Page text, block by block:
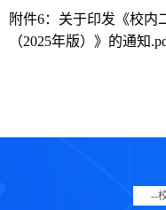
附件6：关于印发《校内
（2025年版）》的通知
--